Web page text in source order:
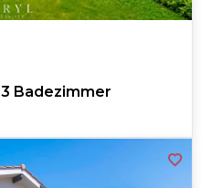
3 Badezimmer